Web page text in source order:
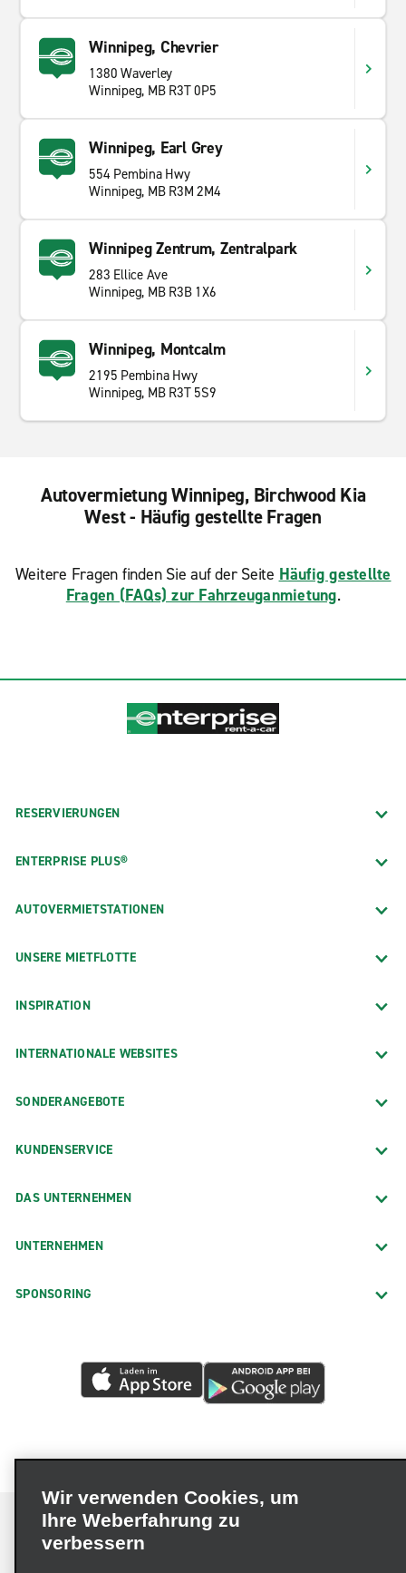
Winnipeg, Chevrier
1380 Waverley
Winnipeg, MB R3T 0P5
Winnipeg, Earl Grey
554 Pembina Hwy
Winnipeg, MB R3M 2M4
Winnipeg Zentrum, Zentralpark
283 Ellice Ave
Winnipeg, MB R3B 1X6
Winnipeg, Montcalm
2195 Pembina Hwy
Winnipeg, MB R3T 5S9
Autovermietung Winnipeg, Birchwood Kia
West - Häufig gestellte Fragen
Weitere Fragen finden Sie auf der Seite Häufig gestellte
Fragen (FAQs) zur Fahrzeuganmietung.
RESERVIERUNGEN
ENTERPRISE PLUS®
AUTOVERMIETSTATIONEN
UNSERE MIETFLOTTE
INSPIRATION
INTERNATIONALE WEBSITES
SONDERANGEBOTE
KUNDENSERVICE
DAS UNTERNEHMEN
UNTERNEHMEN
SPONSORING
Wir verwenden Cookies, um
Ihre Weberfahrung zu
verbessern